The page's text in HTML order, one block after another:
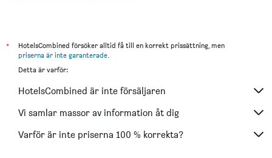
Stanford Hotel Busan
Busan Station Busan View Hotel
Marianne Hotel
Hound Premier Nampo
Fairfield by Marriott Busan Songdo Beach
*
HotelsCombined försöker alltid få till en korrekt prissättning, men
priserna är inte garanterade.
Detta är varför:
HotelsCombined är inte försäljaren
Vi samlar massor av information åt dig
Varför är inte priserna 100 % korrekta?